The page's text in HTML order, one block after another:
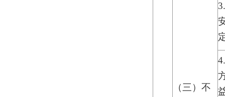
（三）不